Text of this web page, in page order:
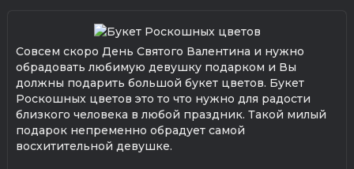
Совсем скоро День Святого Валентина и нужно
обрадовать любимую девушку подарком и Вы
должны подарить большой букет цветов. Букет
Роскошных цветов это то что нужно для радости
близкого человека в любой праздник. Такой милый
подарок непременно обрадует самой
восхитительной девушке.